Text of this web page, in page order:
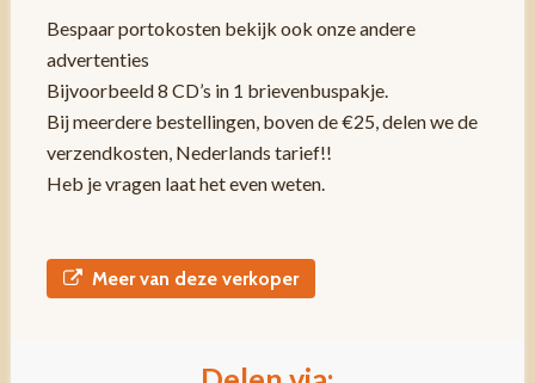
Bespaar portokosten bekijk ook onze andere
advertenties
Bijvoorbeeld 8 CD’s in 1 brievenbuspakje.
Bij meerdere bestellingen, boven de €25, delen we de
verzendkosten, Nederlands tarief!!
Heb je vragen laat het even weten.
Meer van deze verkoper